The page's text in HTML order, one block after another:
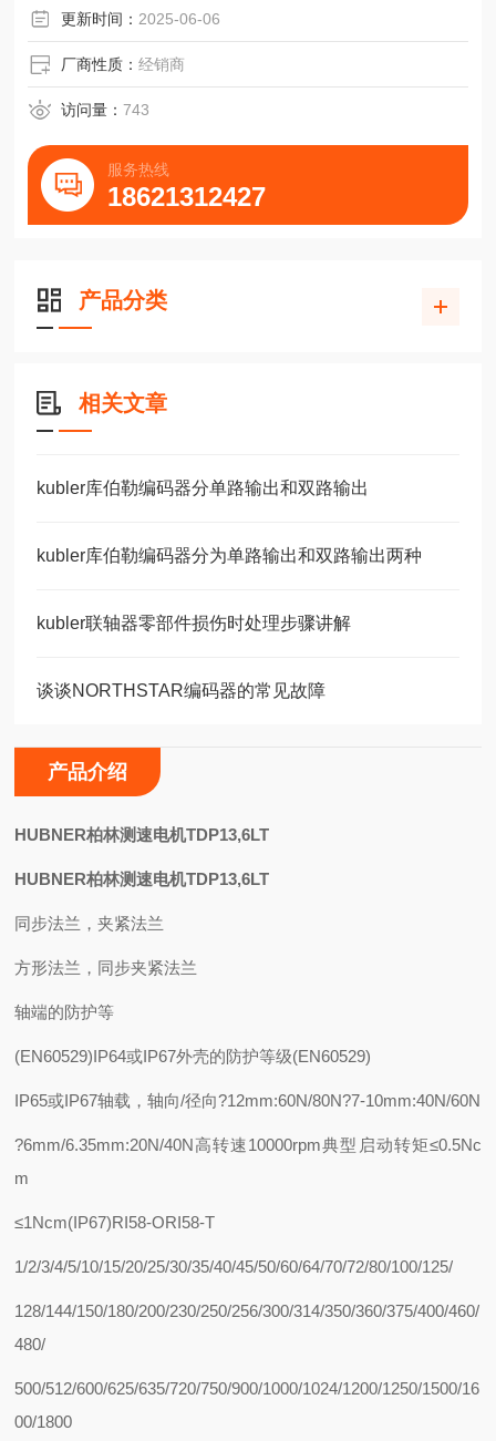
3.8x10-6kgm'
参数化可AC1JR0soft软件
更新时间： 2025-06-06
厂商性质：经销商
访问量：743
服务热线
18621312427
产品分类
相关文章
kubler库伯勒编码器分单路输出和双路输出
kubler库伯勒编码器分为单路输出和双路输出两种
kubler联轴器零部件损伤时处理步骤讲解
谈谈NORTHSTAR编码器的常见故障
产品介绍
HUBNER柏林测速电机TDP13,6LT
HUBNER柏林测速电机TDP13,6LT
同步法兰，夹紧法兰
方形法兰，同步夹紧法兰
轴端的防护等
(EN60529)IP64或IP67外壳的防护等级(EN60529)
IP65或IP67轴载，轴向/径向?12mm:60N/80N?7-10mm:40N/60N
?6mm/6.35mm:20N/40N高转速10000rpm典型启动转矩≤0.5Nc
m
≤1Ncm(IP67)RI58-ORI58-T
1/2/3/4/5/10/15/20/25/30/35/40/45/50/60/64/70/72/80/100/125/
128/144/150/180/200/230/250/256/300/314/350/360/375/400/460/
480/
500/512/600/625/635/720/750/900/1000/1024/1200/1250/1500/16
00/1800